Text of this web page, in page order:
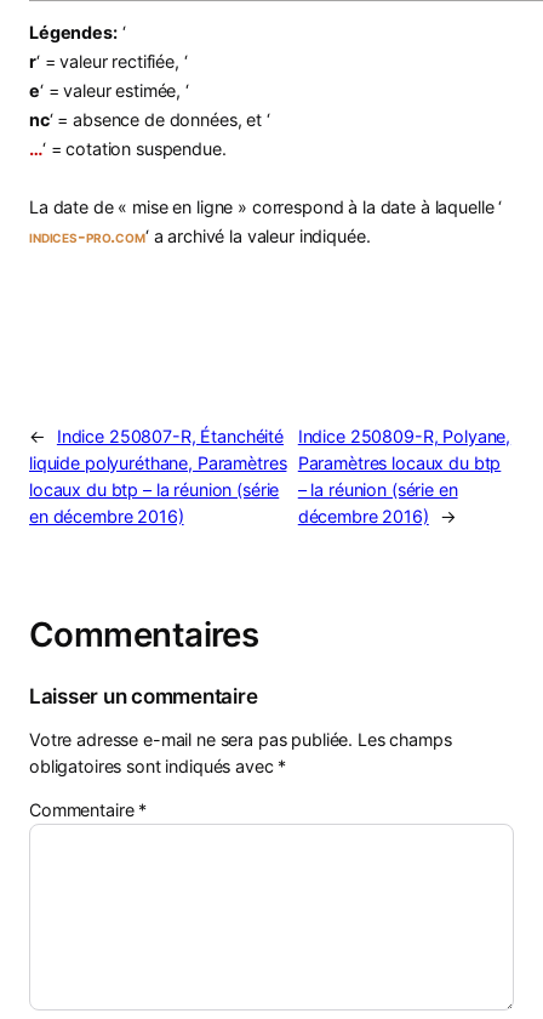
Légendes:‘
r‘ = valeur rectifiée, ‘
e‘ = valeur estimée, ‘
nc‘ = absence de données, et ‘
…‘ = cotation suspendue.
La date de « mise en ligne » correspond à la date à laquelle ‘
indices-pro.com‘ a archivé la valeur indiquée.
←
Indice 250807-R, Étanchéité
liquide polyuréthane, Paramètres
locaux du btp – la réunion (série
en décembre 2016)
Indice 250809-R, Polyane,
Paramètres locaux du btp
– la réunion (série en
décembre 2016)
→
Commentaires
Laisser un commentaire
Votre adresse e-mail ne sera pas publiée. Les champs
obligatoires sont indiqués avec *
Commentaire *